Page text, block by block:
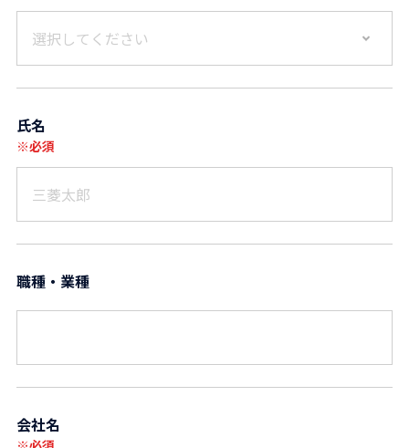
選択してください
氏名
※必須
職種・業種
会社名